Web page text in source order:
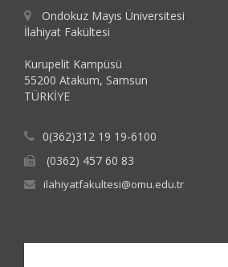
Ondokuz Mayıs Üniversitesi
İlahiyat Fakültesi
Kurupelit Kampüsü
55200 Atakum, Samsun
TÜRKİYE
0(362)312 19 19-6100
(0362) 457 60 83
ilahiyatfakultesi@omu.edu.tr